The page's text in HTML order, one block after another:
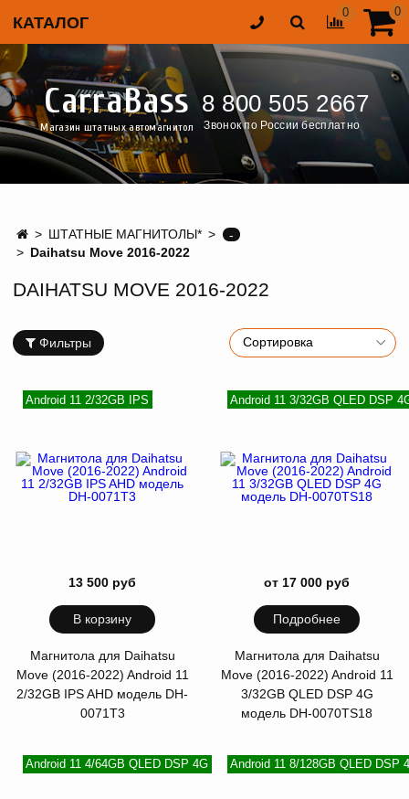
КАТАЛОГ
0 0
CarraBass
Магазин штатных автомагнитол
8 800 505 2667
Звонок по России бесплатно
ШТАТНЫЕ МАГНИТОЛЫ*
-
Daihatsu Move 2016-2022
DAIHATSU MOVE 2016-2022
Фильтры
Android 11 2/32GB IPS
13 500 руб
В корзину
Магнитола для Daihatsu
Move (2016-2022) Android 11
2/32GB IPS AHD модель DH-
0071T3
Android 11 3/32GB QLED DSP
от 17 000 руб
Подробнее
Магнитола для Daihatsu
Move (2016-2022) Android 11
3/32GB QLED DSP 4G
модель DH-0070TS18
Android 11 4/64GB QLED DSP 4G Android 11 8/128GB QLED DSP